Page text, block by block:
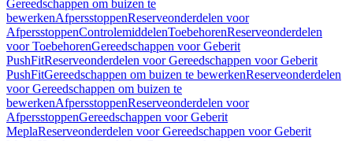
Gereedschappen om buizen te
bewerkenAfpersstoppenReserveonderdelen voor
AfpersstoppenControlemiddelenToebehorenReserveonderdelen
voor ToebehorenGereedschappen voor Geberit
PushFitReserveonderdelen voor Gereedschappen voor Geberit
PushFitGereedschappen om buizen te bewerkenReserveonderdelen
voor Gereedschappen om buizen te
bewerkenAfpersstoppenReserveonderdelen voor
AfpersstoppenGereedschappen voor Geberit
MeplaReserveonderdelen voor Gereedschappen voor Geberit